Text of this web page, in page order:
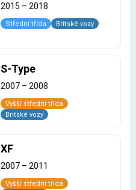
2015 – 2018
Střední třída Britské vozy
S-Type
2007 – 2008
Vyšší střední třída
Britské vozy
XF
2007 – 2011
Vyšší střední třída